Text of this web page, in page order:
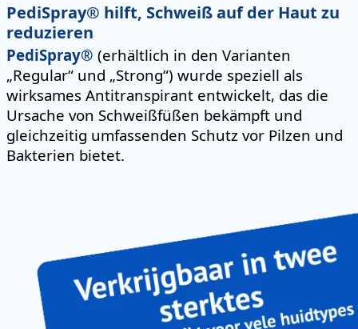
PediSpray® hilft, Schweiß auf der Haut zu
reduzieren
PediSpray® (erhältlich in den Varianten
„Regular“ und „Strong“) wurde speziell als
wirksames Antitranspirant entwickelt, das die
Ursache von Schweißfüßen bekämpft und
gleichzeitig umfassenden Schutz vor Pilzen und
Bakterien bietet.